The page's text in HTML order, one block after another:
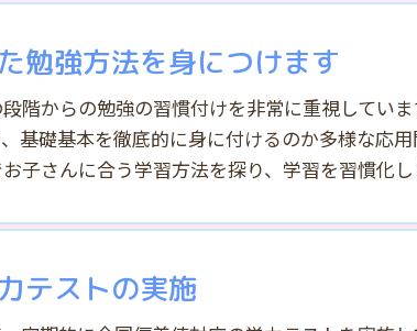
勉強方法を身につけます
階からの勉強の習慣付けを非常に重視してい
基礎基本を徹底的に身に付けるのか多様な応
子さんに合う学習方法を探り、学習を習慣化し
テストの実施